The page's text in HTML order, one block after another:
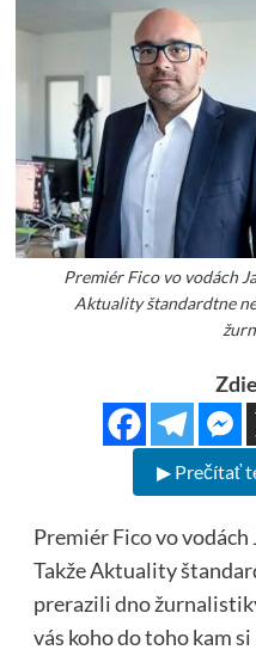
Premiér Fico vo vodách
Aktuality štandardtne
▶ Prečítať
Premiér Fico vo
Takže Aktuality
prerazili dno
vás koho do toho kam